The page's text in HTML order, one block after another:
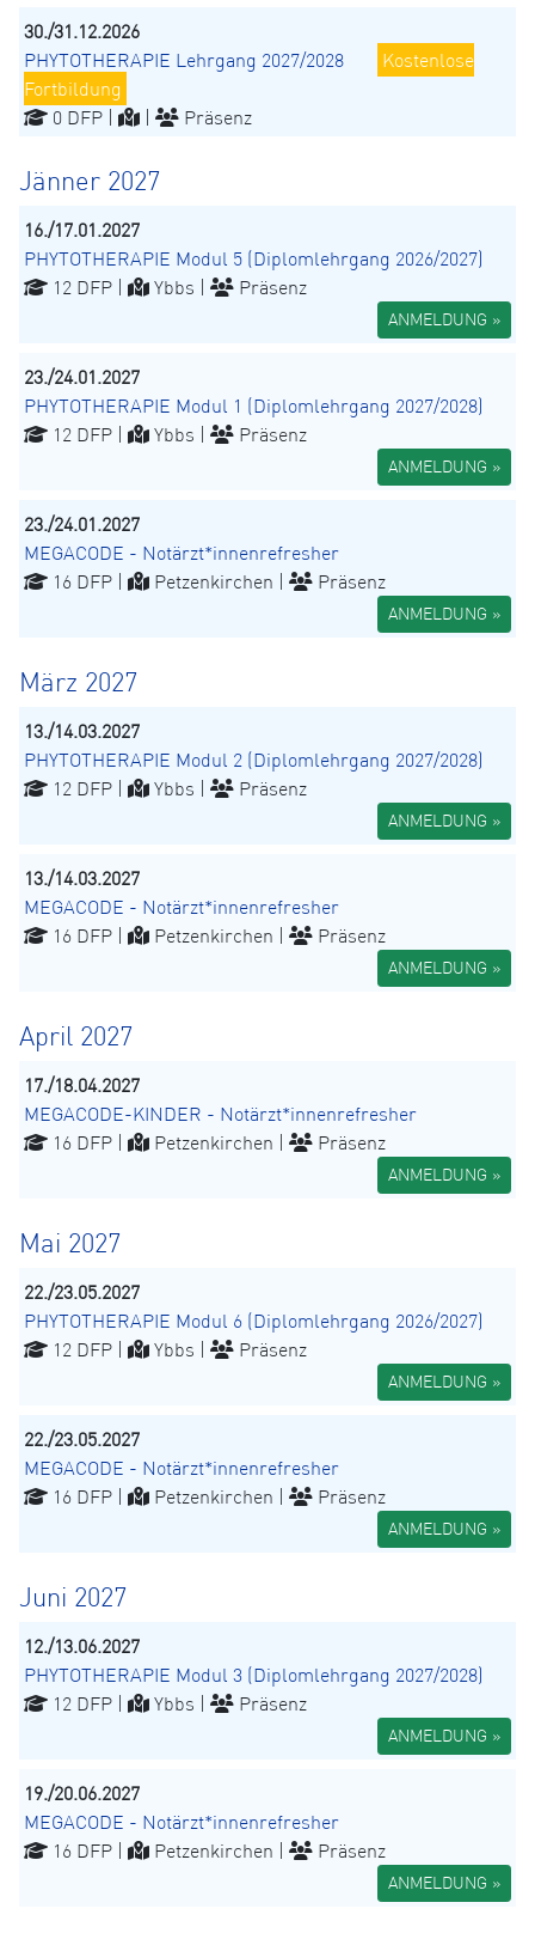
30./31.12.2026
PHYTOTHERAPIE Lehrgang 2027/2028
Kostenlose
Fortbildung
0 DFP |
Präsenz
Jänner 2027
16./17.01.2027
PHYTOTHERAPIE Modul 5 (Diplomlehrgang 2026/2027)
12 DFP |
Ybbs | Präsenz
ANMELDUNG »
23./24.01.2027
PHYTOTHERAPIE Modul 1 (Diplomlehrgang 2027/2028)
12 DFP |
Ybbs | Präsenz
ANMELDUNG »
23./24.01.2027
MEGACODE - Notärzt*innenrefresher
16 DFP |
Petzenkirchen | Präsenz
ANMELDUNG »
März 2027
13./14.03.2027
PHYTOTHERAPIE Modul 2 (Diplomlehrgang 2027/2028)
12 DFP |
Ybbs | Präsenz
ANMELDUNG »
13./14.03.2027
MEGACODE - Notärzt*innenrefresher
16 DFP |
Petzenkirchen | Präsenz
ANMELDUNG »
April 2027
17./18.04.2027
MEGACODE-KINDER - Notärzt*innenrefresher
16 DFP |
Petzenkirchen | Präsenz
ANMELDUNG »
Mai 2027
22./23.05.2027
PHYTOTHERAPIE Modul 6 (Diplomlehrgang 2026/2027)
12 DFP |
Ybbs | Präsenz
ANMELDUNG »
22./23.05.2027
MEGACODE - Notärzt*innenrefresher
16 DFP |
Petzenkirchen | Präsenz
ANMELDUNG »
Juni 2027
12./13.06.2027
PHYTOTHERAPIE Modul 3 (Diplomlehrgang 2027/2028)
12 DFP |
Ybbs | Präsenz
ANMELDUNG »
19./20.06.2027
MEGACODE - Notärzt*innenrefresher
16 DFP |
Petzenkirchen | Präsenz
ANMELDUNG »